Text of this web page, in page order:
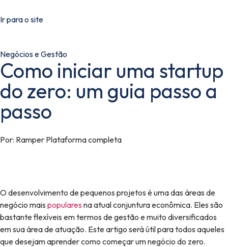
Ir para o site
Negócios e Gestão
Como iniciar uma startup
do zero: um guia passo a
passo
Por: Ramper Plataforma completa
O desenvolvimento de pequenos projetos é uma das áreas de
negócio mais populares na atual conjuntura econômica. Eles são
bastante flexíveis em termos de gestão e muito diversificados
em sua área de atuação. Este artigo será útil para todos aqueles
que desejam aprender como começar um negócio do zero.